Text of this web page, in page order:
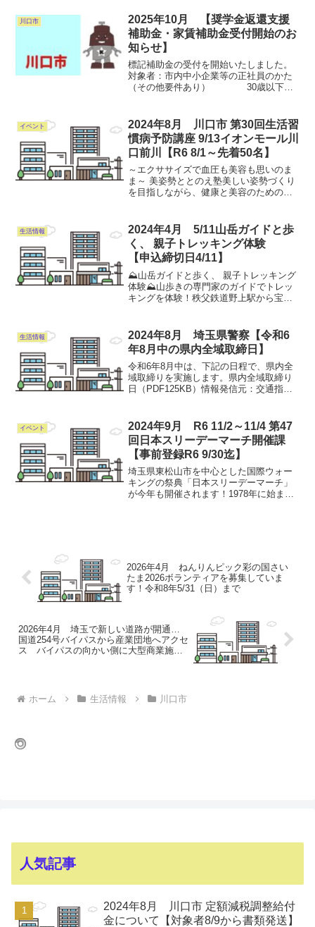
下は保護者同伴。天候不良時は開催中
止。...
川口市
2025年10月 【奨学金返還支援
補助金・家賃補助金受付開始のお
知らせ】
標記補助金の受付を開始いたしました。
対象者：市内中小企業等の正社員のかた
（その他要件あり） 30歳以下の
間：令和6年10月1日～令和7年9月30日の
1年間の...
イベント
2024年8月 川口市 第30回生活習
慣病予防講座 9/13イオンモール川
口前川【R6 8/1～先着50名】
～エクササイズで血圧も美容も思いのま
ま～ 美姿勢ととのえ塾美しい姿勢づくり
を目指しながら、健康と美容のためのエ
らだづくりをしませんか？〇日時：令和6
年9月13日(金曜日...
生活情報
2024年4月 5/11山岳ガイドと歩
く、 親子トレッキング体験
【申込締切日4/11】
⛰山岳ガイドと歩く、 親子トレッキング
体験⛰山歩きの専門家のガイドでトレッ
キングを体験！秩父鉄道野上駅から宝登
日：5/11(土)📍対象者：小中学生とその保
護者※申込締...
生活情報
2024年8月 埼玉県警察【令和6
年8月中の県内全域取締日】
令和6年8月中は、下記の日程で、県内全
域取締りを実施します。県内全域取締り
日（PDF125KB）情報発信元：交通指導
イベント
2024年9月 R6 11/2～11/4 第47
回日本スリーデーマーチ開催課
【事前登録R6 9/30迄】
埼玉県東松山市を中心とした国際ウォー
キングの祭典「日本スリーデーマーチ」
が今年も開催されます！1978年に始ま
2026年4月 ねんりんピック彩の国さい
たま2026ボランティアを募集していま
す！令和8年5/31（日）まで
2026年4月 埼玉で新しい道路が開通…
国道254号バイパスから産業団地へアクセ
ス バイパスの向かい側に大型商業施設
ホーム 生活情報 川口市
人気記事
2024年8月 川口市 定額減税調整給付
金について【対象者8/9から書類発送】